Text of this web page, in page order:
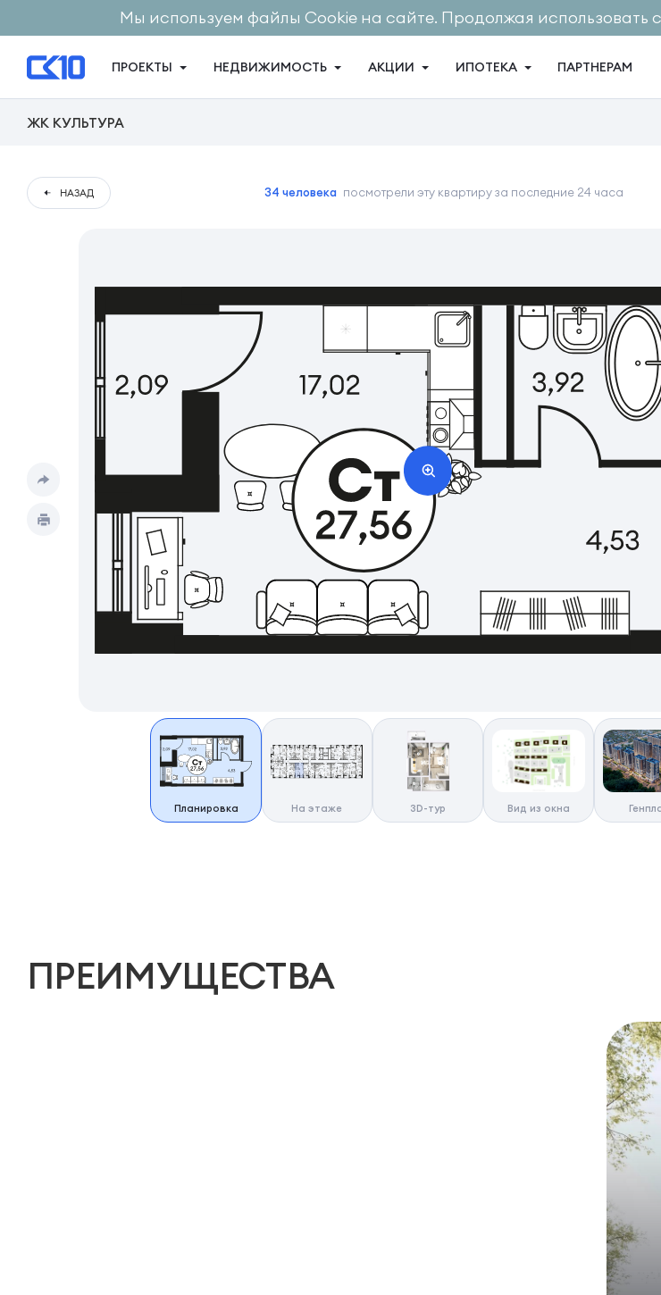
Мы используем файлы Cookie на сайте. Продолжая использовать
ПРОЕКТЫ НЕДВИЖИМОСТЬ АКЦИИ ИПОТЕКА ПАРТНЕРАМ
ЖК КУЛЬТУРА
НАЗАД 34 человека посмотрели эту квартиру за последние 24 часа
Планировка На этаже 3D-тур Вид из окна
ПРЕИМУЩЕСТВА